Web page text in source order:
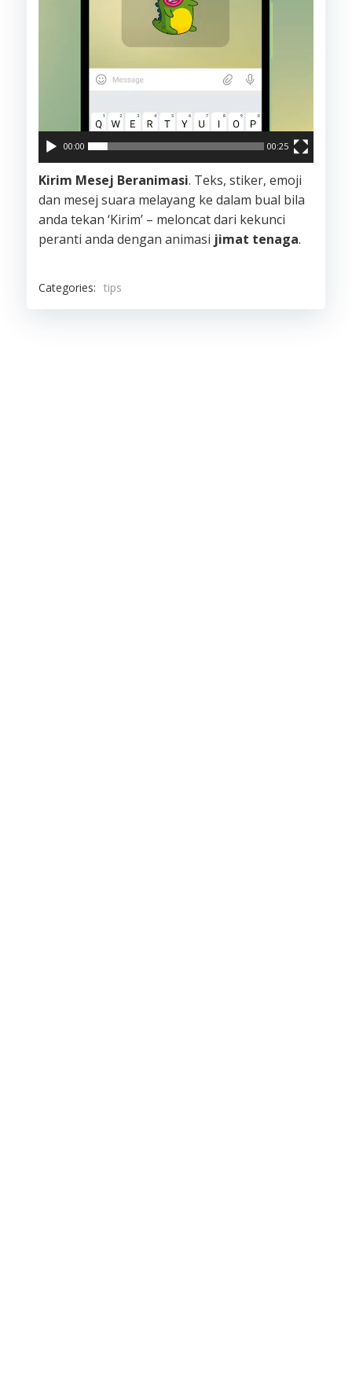
00:00 00:25
Kirim Mesej Beranimasi. Teks, stiker, emoji
dan mesej suara melayang ke dalam bual bila
anda tekan ‘Kirim’ – meloncat dari kekunci
peranti anda dengan animasi jimat tenaga.
Categories: tips